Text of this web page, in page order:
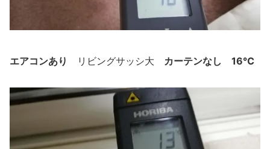
エアコンあり リビングサッシ大 カーテンなし 16℃